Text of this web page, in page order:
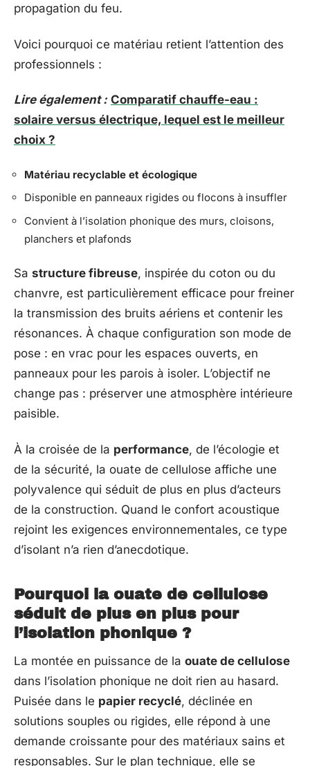
propagation du feu.
Voici pourquoi ce matériau retient l’attention des
professionnels :
Lire également : Comparatif chauffe-eau :
solaire versus électrique, lequel est le meilleur
choix ?
Matériau recyclable et écologique
Disponible en panneaux rigides ou flocons à insuffler
Convient à l’isolation phonique des murs, cloisons,
planchers et plafonds
Sa structure fibreuse, inspirée du coton ou du
chanvre, est particulièrement efficace pour freiner
la transmission des bruits aériens et contenir les
résonances. À chaque configuration son mode de
pose : en vrac pour les espaces ouverts, en
panneaux pour les parois à isoler. L’objectif ne
change pas : préserver une atmosphère intérieure
paisible.
À la croisée de la performance, de l’écologie et
de la sécurité, la ouate de cellulose affiche une
polyvalence qui séduit de plus en plus d’acteurs
de la construction. Quand le confort acoustique
rejoint les exigences environnementales, ce type
d’isolant n’a rien d’anecdotique.
Pourquoi la ouate de cellulose
séduit de plus en plus pour
l’isolation phonique ?
La montée en puissance de la ouate de cellulose
dans l’isolation phonique ne doit rien au hasard.
Puisée dans le papier recyclé, déclinée en
solutions souples ou rigides, elle répond à une
demande croissante pour des matériaux sains et
responsables. Sur le plan technique, elle se